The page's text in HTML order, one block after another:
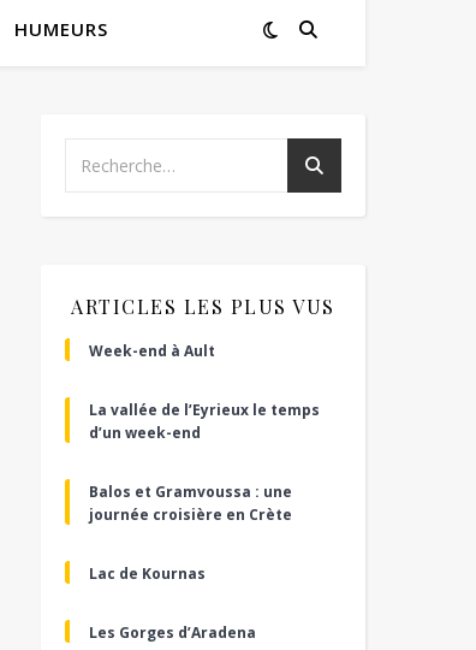
HUMEURS
ARTICLES LES PLUS VUS
Week-end à Ault
La vallée de l’Eyrieux le temps
d’un week-end
Balos et Gramvoussa : une
journée croisière en Crète
Lac de Kournas
Les Gorges d’Aradena